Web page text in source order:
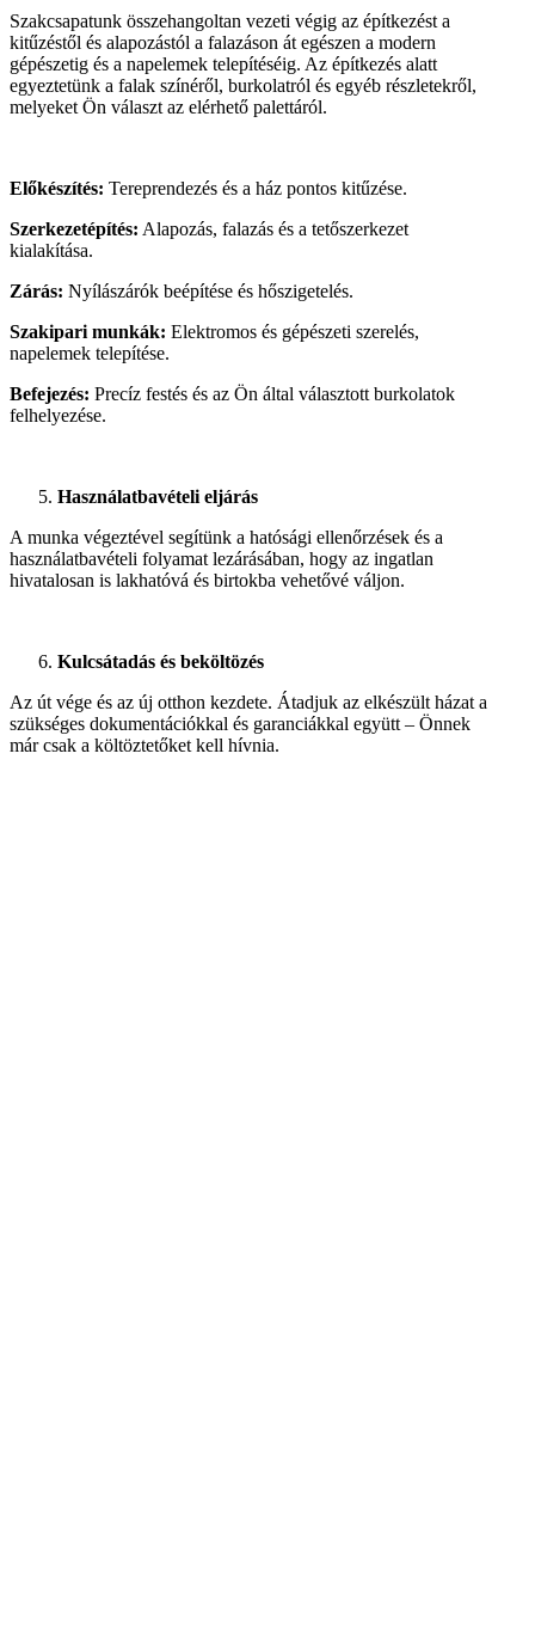
Szakcsapatunk összehangoltan vezeti végig az építkezést a
kitűzéstől és alapozástól a falazáson át egészen a modern
gépészetig és a napelemek telepítéséig. Az építkezés alatt
egyeztetünk a falak színéről, burkolatról és egyéb részletekről,
melyeket Ön választ az elérhető palettáról.
Előkészítés: Tereprendezés és a ház pontos kitűzése.
Szerkezetépítés: Alapozás, falazás és a tetőszerkezet
kialakítása.
Zárás: Nyílászárók beépítése és hőszigetelés.
Szakipari munkák: Elektromos és gépészeti szerelés,
napelemek telepítése.
Befejezés: Precíz festés és az Ön által választott burkolatok
felhelyezése.
Használatbavételi eljárás
A munka végeztével segítünk a hatósági ellenőrzések és a
használatbavételi folyamat lezárásában, hogy az ingatlan
hivatalosan is lakhatóvá és birtokba vehetővé váljon.
Kulcsátadás és beköltözés
Az út vége és az új otthon kezdete. Átadjuk az elkészült házat a
szükséges dokumentációkkal és garanciákkal együtt – Önnek
már csak a költöztetőket kell hívnia.